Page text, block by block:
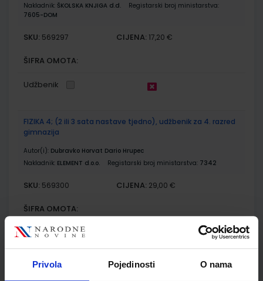
Privola Pojedinosti O nama
Nakladnik: ŠKOLSKA KNJIGA d.d.
Registarski broj ministarstva:
7605-DOM
SKU: 569297 CIJENA: 17,20 €
ŠIFRA OMOTA:
Udžbenik
FIZIKA 4; (2 ili 3 sata nastave tjedno), udžbenik za 4. razred
gimnazija
Autor(i): Dubravko Horvat Dario Hrupec
Nakladnik: ELEMENT d.o.o. Registarski broj ministarstva: 7342
SKU: 569300 CIJENA: 29,00 €
ŠIFRA OMOTA:
Udžbenik
KEMIJA 4; udžbenik kemije za četvrti razred gimnazije